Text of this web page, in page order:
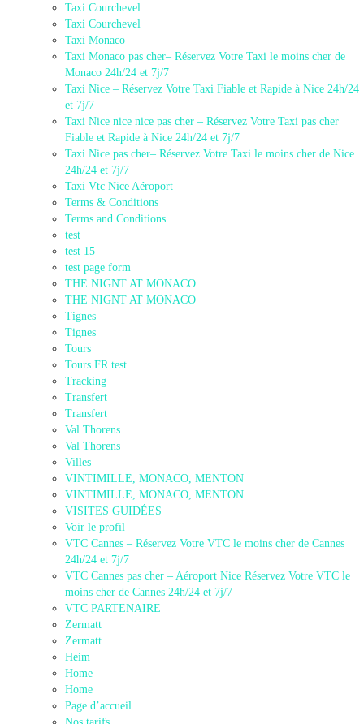
Taxi Courchevel
Taxi Courchevel
Taxi Monaco
Taxi Monaco pas cher– Réservez Votre Taxi le moins cher de
Monaco 24h/24 et 7j/7
Taxi Nice – Réservez Votre Taxi Fiable et Rapide à Nice 24h/24
et 7j/7
Taxi Nice nice nice pas cher – Réservez Votre Taxi pas cher
Fiable et Rapide à Nice 24h/24 et 7j/7
Taxi Nice pas cher– Réservez Votre Taxi le moins cher de Nice
24h/24 et 7j/7
Taxi Vtc Nice Aéroport
Terms & Conditions
Terms and Conditions
test
test 15
test page form
THE NIGNT AT MONACO
THE NIGNT AT MONACO
Tignes
Tignes
Tours
Tours FR test
Tracking
Transfert
Transfert
Val Thorens
Val Thorens
Villes
VINTIMILLE, MONACO, MENTON
VINTIMILLE, MONACO, MENTON
VISITES GUIDÉES
Voir le profil
VTC Cannes – Réservez Votre VTC le moins cher de Cannes
24h/24 et 7j/7
VTC Cannes pas cher – Aéroport Nice Réservez Votre VTC le
moins cher de Cannes 24h/24 et 7j/7
VTC PARTENAIRE
Zermatt
Zermatt
Heim
Home
Home
Page d’accueil